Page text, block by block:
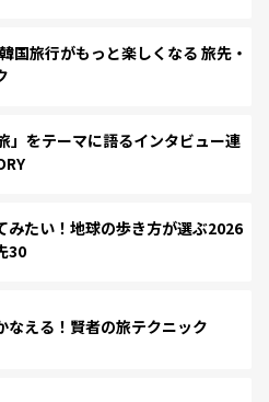
旅行がもっと楽しくなる 旅先・
」をテーマに語るインタビュー連
みたい！地球の歩き方が選ぶ2026
30
なえる！賢者の旅テクニック